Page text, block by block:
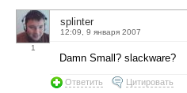
1
splinter
12:09, 9 января 2007
Damn Small? slackware?
Ответить Цитировать